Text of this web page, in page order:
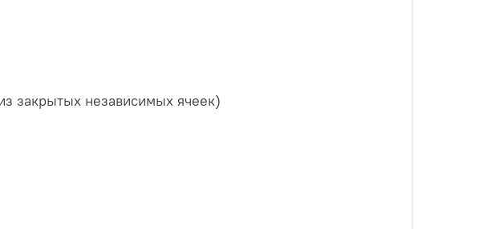
закрытых независимых ячеек)